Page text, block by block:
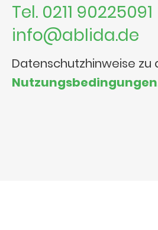
Tel. 0211 90225091
info@ablida.de
Datenschutzhinweise zu